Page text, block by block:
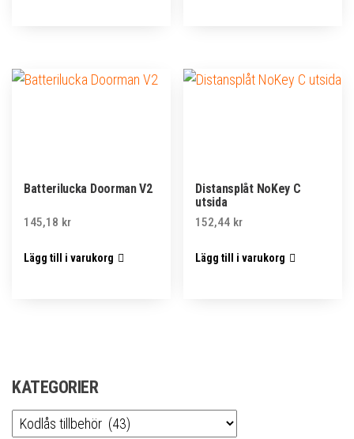
Batterilucka Doorman V2
145,18 kr
Lägg till i varukorg
Distansplåt NoKey C
utsida
152,44 kr
Lägg till i varukorg
KATEGORIER